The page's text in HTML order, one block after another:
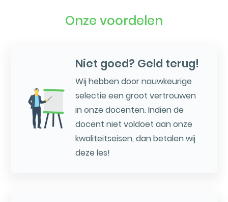
Onze voordelen
Niet goed? Geld terug!
Wij hebben door nauwkeurige
selectie een groot vertrouwen
in onze docenten. Indien de
docent niet voldoet aan onze
kwaliteitseisen, dan betalen wij
deze les!